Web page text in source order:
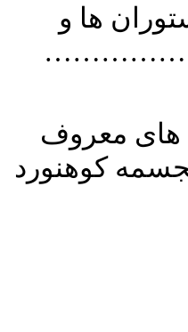
ها و
……………
های معروف
کوهنورد